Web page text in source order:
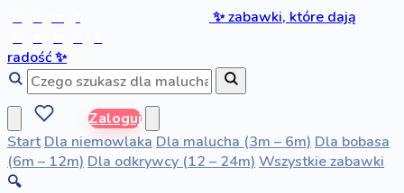
✨zabawki, które dają
radość✨
Zaloguj
Start Dla niemowlaka Dla malucha (3m – 6m) Dla bobasa
(6m – 12m) Dla odkrywcy (12 – 24m) Wszystkie zabawki
🔍